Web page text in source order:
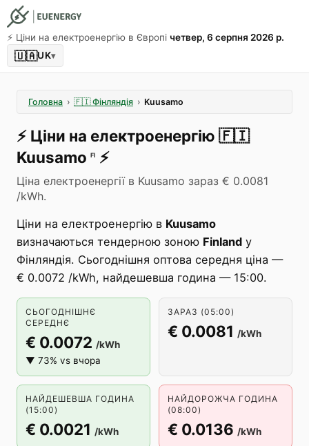
⚡️ Ціни на електроенергію в Європі четвер, 6 серпня 2026 р.
🇺🇦UK▾
Головна › 🇫🇮 Фінляндія › Kuusamo
⚡️ Ціни на електроенергію 🇫🇮
Kuusamo FI ⚡️
Ціна електроенергії в Kuusamo зараз € 0.0081
/kWh.
Ціни на електроенергію в Kuusamo
визначаються тендерною зоною Finland у
Фінляндія. Сьогоднішня оптова середня ціна —
€ 0.0072 /kWh, найдешевша година — 15:00.
СЬОГОДНІШНЄ
СЕРЕДНЄ
€ 0.0072 /kWh
▼ 73% vs вчора
ЗАРАЗ (05:00)
€ 0.0081 /kWh
НАЙДЕШЕВША ГОДИНА
(15:00)
€ 0.0021 /kWh
НАЙДОРОЖЧА ГОДИНА
(08:00)
€ 0.0136 /kWh